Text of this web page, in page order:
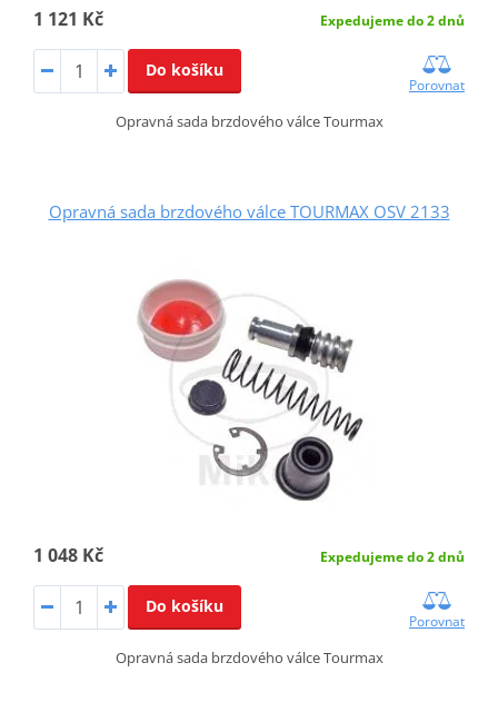
1 121 Kč Expedujeme do 2 dnů
Do košíku
Porovnat
Opravná sada brzdového válce Tourmax
Opravná sada brzdového válce TOURMAX OSV 2133
1 048 Kč Expedujeme do 2 dnů
Do košíku
Porovnat
Opravná sada brzdového válce Tourmax